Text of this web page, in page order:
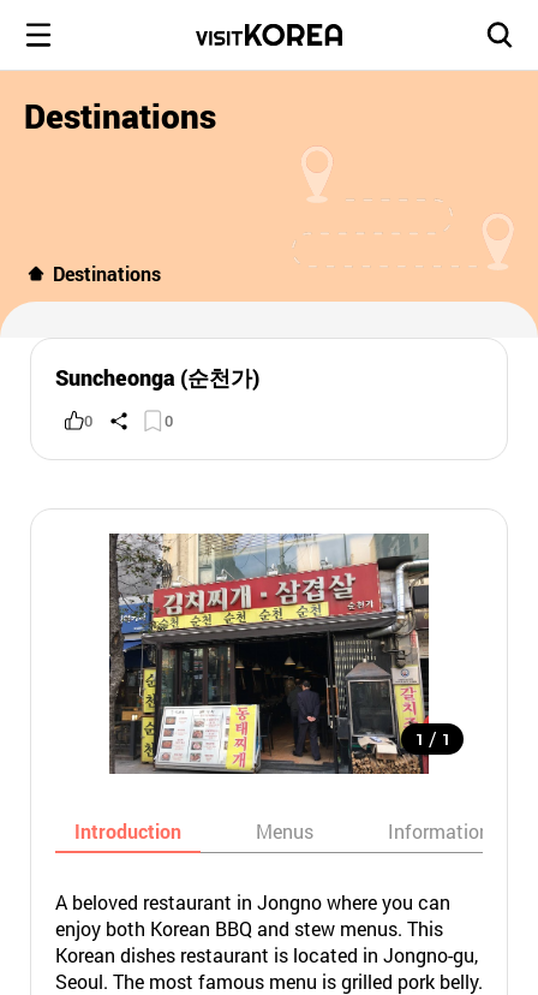
Destinations
Destinations
Suncheonga (순천가)
0 0
1 / 1
Introduction Menus Informations
A beloved restaurant in Jongno where you can
enjoy both Korean BBQ and stew menus. This
Korean dishes restaurant is located in Jongno-gu,
Seoul. The most famous menu is grilled pork belly.